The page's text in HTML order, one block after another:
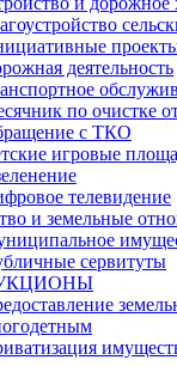
деятельность
по очистке
с ТКО
игровые
телевидение
и земельные
сервитуты